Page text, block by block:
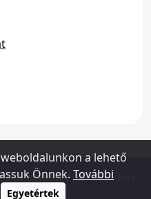
- Minden
a lehető
Önnek. További
Egyetértek